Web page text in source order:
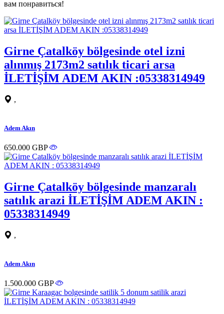
вам понравиться!
Girne Çatalköy bölgesinde otel izni
alınmış 2173m2 satılık ticari arsa
İLETİŞİM ADEM AKIN :05338314949
,
Adem Akın
650.000 GBP
Girne Çatalköy bölgesinde manzaralı
satılık arazi İLETİŞİM ADEM AKIN :
05338314949
,
Adem Akın
1.500.000 GBP